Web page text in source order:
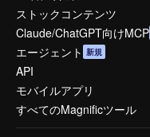
ストックコンテンツ
Claude/ChatGPT向けMCP
エージェント 新規
API
モバイルアプリ
すべてのMagnificツール